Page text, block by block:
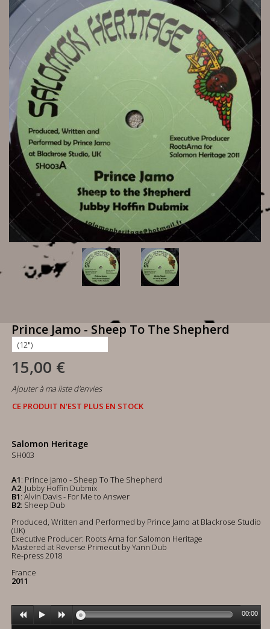
Prince Jamo - Sheep To The Shepherd
15,00 €
Ajouter à ma liste d'envies
CE PRODUIT N'EST PLUS EN STOCK
Salomon Heritage
SH003
A1: Prince Jamo - Sheep To The Shepherd
A2: Jubby Hoffin Dubmix
B1: Alvin Davis - For Me to Answer
B2: Sheep Dub
Produced, Written and Performed by Prince Jamo at Blackrose Studio
(UK)
Executive Producer: Roots Arna for Salomon Heritage
Mastered at Reverse Primecut by Yann Dub
Re-press 2018
France
2011
00:00